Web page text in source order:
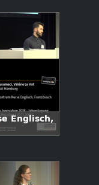
Englisch,